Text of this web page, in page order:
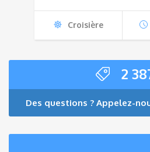
Croisière
2
Des questions ? Appelez-